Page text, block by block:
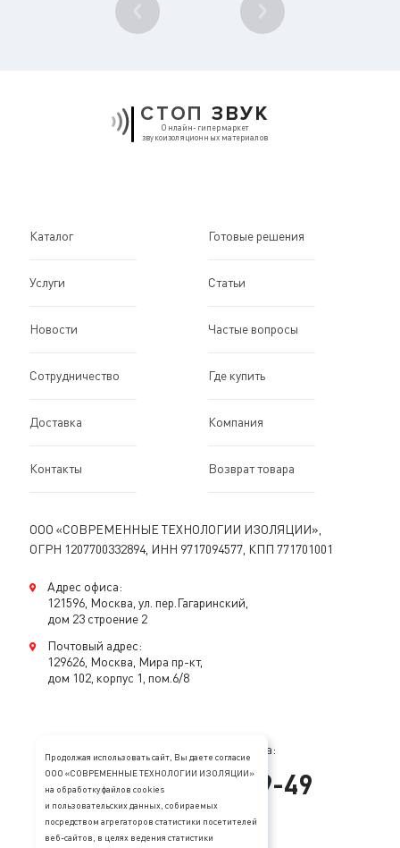
1
СТОП ЗВУК
Онлайн-гипермаркет
звукоизоляционных материалов
Каталог Готовые решения
Услуги Статьи
Новости Частые вопросы
Сотрудничество Где купить
Доставка Компания
Контакты Возврат товара
ООО «СОВРЕМЕННЫЕ ТЕХНОЛОГИИ ИЗОЛЯЦИИ»,
ОГРН 1207700332894, ИНН 9717094577, КПП 771701001
Адрес офиса:
121596, Москва, ул. пер.Гагаринский,
дом 23 строение 2
Почтовый адрес:
129626, Москва, Мира пр-кт,
дом 102, корпус 1, пом.6/8
Консультация специалиста:
+7(495)128-89-49
mail@stopzvuk.ru
Продолжая использовать сайт, Вы даете согласие
ООО «СОВРЕМЕННЫЕ ТЕХНОЛОГИИ ИЗОЛЯЦИИ»
на обработку файлов cookies
и пользовательских данных, собираемых
посредством агрегаторов статистики посетителей
веб-сайтов, в целях ведения статистики